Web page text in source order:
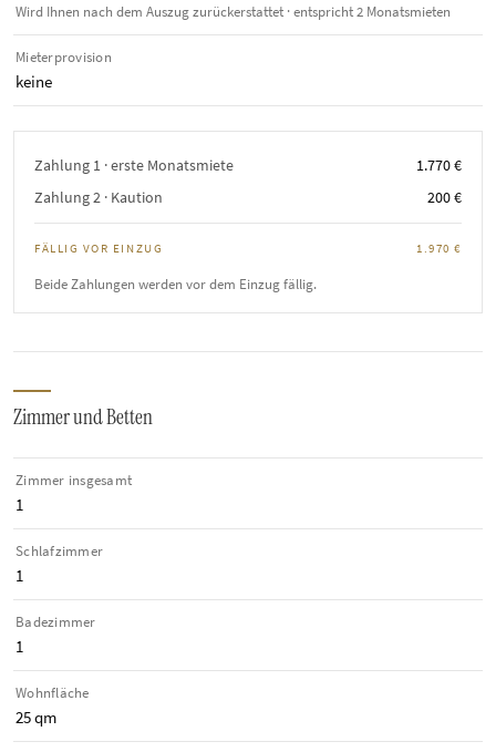
Wird Ihnen nach dem Auszug zurückerstattet · entspricht 2 Monatsmieten
Mieterprovision
keine
Zahlung 1 · erste Monatsmiete
1.770 €
Zahlung 2 · Kaution
200 €
FÄLLIG VOR EINZUG 1.970 €
Beide Zahlungen werden vor dem Einzug fällig.
Zimmer und Betten
Zimmer insgesamt
1
Schlafzimmer
1
Badezimmer
1
Wohnfläche
25 qm